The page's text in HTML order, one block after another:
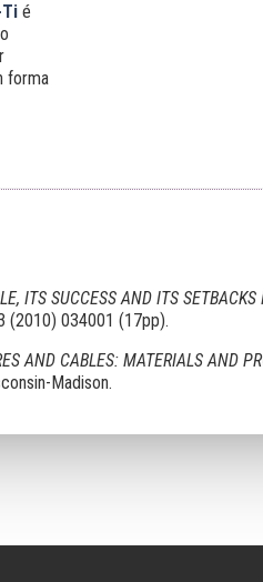
Ti é
forma
ITS SUCCESS AND ITS
(2010) 034001 (17pp).
AND CABLES: MATERIALS AND
Madison.